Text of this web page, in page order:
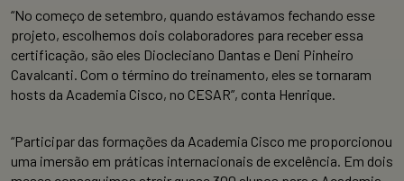
“No começo de setembro, quando estávamos fechando esse
projeto, escolhemos dois colaboradores para receber essa
certificação, são eles Diocleciano Dantas e Deni Pinheiro
Cavalcanti. Com o término do treinamento, eles se tornaram
hosts da Academia Cisco, no CESAR”, conta Henrique.
“Participar das formações da Academia Cisco me proporcionou
uma imersão em práticas internacionais de excelência. Em dois